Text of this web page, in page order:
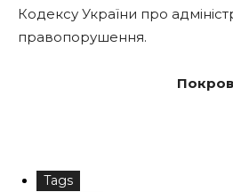
Кодексу України про
правопорушення.
Tags